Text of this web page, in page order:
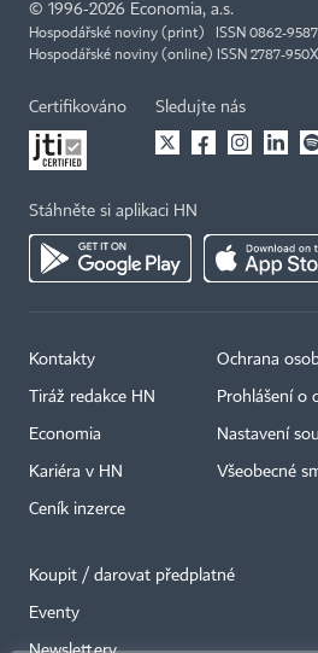
© 1996-2026 Economia, a.s.
Hospodářské noviny (print) ISSN 0862-9587
Hospodářské noviny (online) ISSN 2787-950X
Certifikováno Sledujte nás
Stáhněte si aplikaci HN
Kontakty
Tiráž redakce HN
Economia
Kariéra v HN
Ceník inzerce
Ochrana
Prohlášení o
Nastavení
Všeobecné
Koupit / darovat předplatné
Eventy